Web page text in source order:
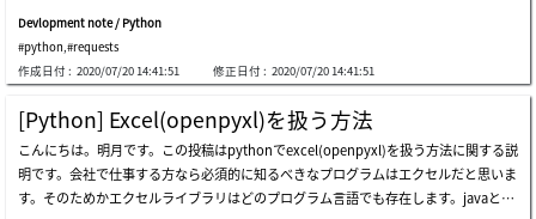
れます。下記のリンクに移動して小数点前のバージョンを合わせて選択しましょう。
link - https://sites.google.com/a/chromium.org/chromedriver/d
理に行きます。アカウント管理に移動して安全性の低いアプリのアクセスのタブに移
動します。安全性の低いアプリの許可を有効にします。このチェックをしないと外部
からグーグルメールを使用できないようにすることです。なので、idやpwの漏れが
なければそんなに問題はありません。pythonでソースを作成してメールを発送しま
しょう。作成が終わったら実行しましょう。実行すれば上みたいにバウンダリーが作
成されたことを確認できます。メールがよく発送されたことを確認できます。link -
https://docs.python.org/3/library/smtplib.htmllink - https://docs.python.org/3.
4/library/email-examples.htmllink - https://stackoverflow.com/questions/177598
60/ここまでpythonでメール(smtplib)を送信する方法に関する説明でした。ご不明
することです。ウェブページはブラウザでjavascriptが実行してcss styleに合わせて
画面に見えることですが、ブラウザのレンダリングの役割です。サーバーとブラウザ
の間の通信はstring(byte[])タイプで送受信することだけです。ローカルにphpで簡単
な例のソースを作成し、pythonでrequest要請して、応答を受けましょう。python
でウェブサーバーを接続することを簡単です。requestのモジュールからセッション
を受け取ります。後、そのセッションでlocalhostを要請して応答する結果を受け取
ります。応答結果はheadersとtext、contentが一番重要なデータです。textの結果を
みれば、paramのキーでquery string testを送ったので、上のphpソースの結果通り
Devlopment note / Python
#python,#requests
作成日付 : 2020/07/20 14:41:51 修正日付 : 2020/07/20 14:41:51
[Python] Excel(openpyxl)を扱う方法
こんにちは。明月です。この投稿はpythonでexcel(openpyxl)を扱う方法に関する説
明です。会社で仕事する方なら必須的に知るべきなプログラムはエクセルだと思いま
す。そのためかエクセルライブラリはどのプログラム言語でも存在します。javaとc#